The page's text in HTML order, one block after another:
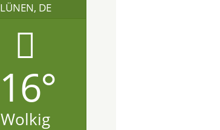
LÜNEN, DE
16°
Wolkig